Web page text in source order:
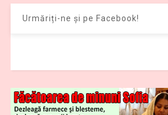
Urmăriți-ne și pe Facebook!